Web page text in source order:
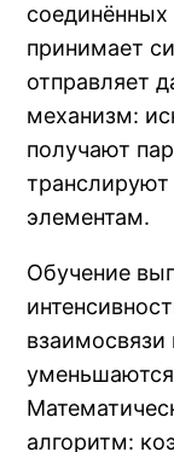
принимает
отправляет
механизм:
получают
элементам.
Обучение
алгоритм: